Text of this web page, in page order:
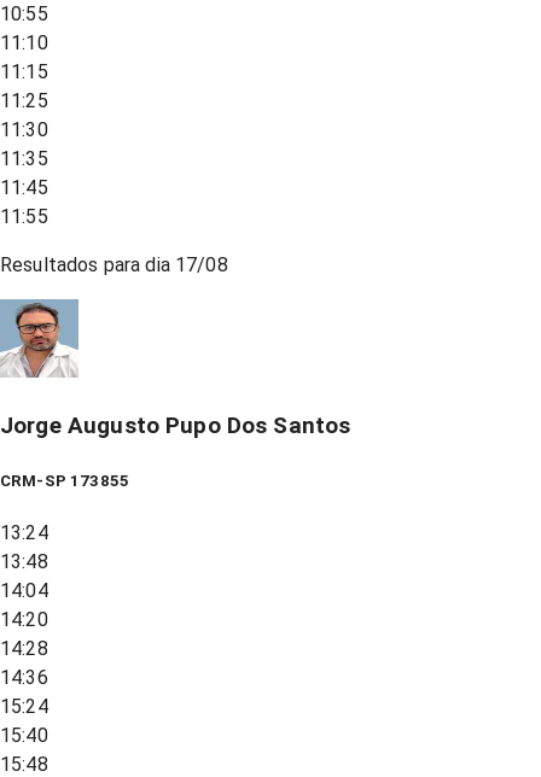
10:55
11:10
11:15
11:25
11:30
11:35
11:45
11:55
Resultados para dia 17/08
Jorge Augusto Pupo Dos Santos
CRM-SP 173855
13:24
13:48
14:04
14:20
14:28
14:36
15:24
15:40
15:48